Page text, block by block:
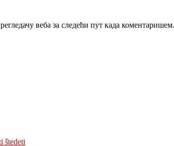
веба за следећи пут када коментаришем.
štedeti